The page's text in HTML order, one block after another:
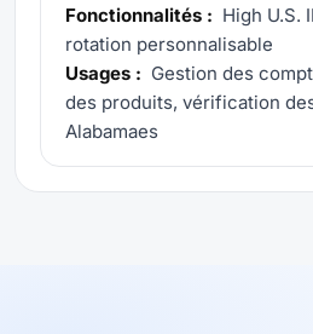
Fonctionnalités : High U.S.
rotation personnalisable
Usages : Gestion des
des produits, vérification
Alabamaes